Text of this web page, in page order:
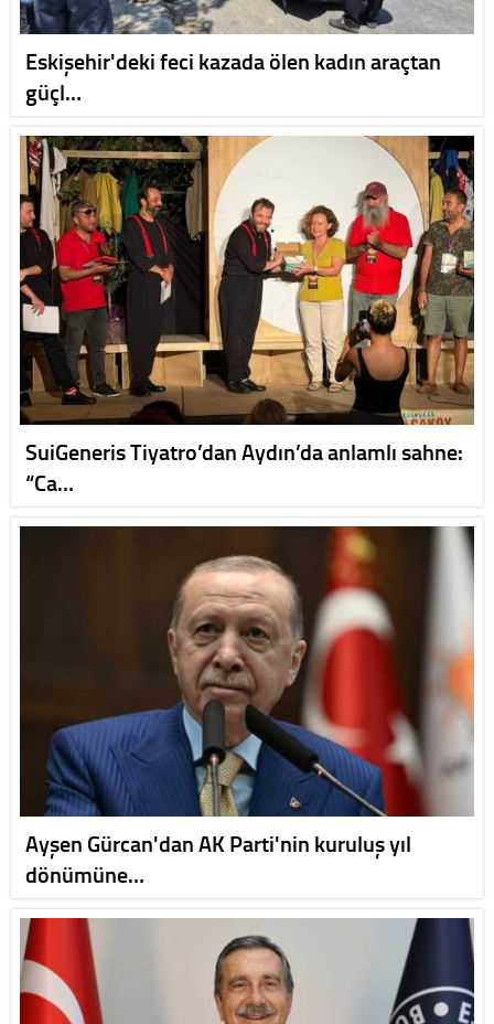
Eskişehir'deki feci kazada ölen kadın araçtan
güçl…
SuiGeneris Tiyatro’dan Aydın’da anlamlı sahne:
“Ca…
Ayşen Gürcan'dan AK Parti'nin kuruluş yıl
dönümüne…